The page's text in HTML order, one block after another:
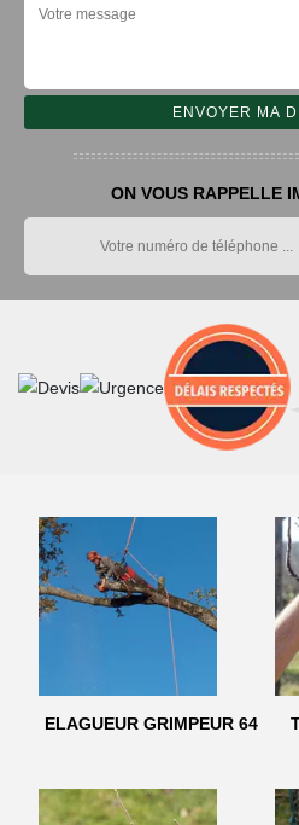
ON VOUS RAPPELLE
ELAGUEUR GRIMPEUR 64